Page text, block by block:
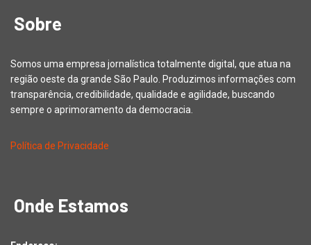
Sobre
Somos uma empresa jornalística totalmente digital, que atua na
região oeste da grande São Paulo. Produzimos informações com
transparência, credibilidade, qualidade e agilidade, buscando
sempre o aprimoramento da democracia.
Política de Privacidade
Onde Estamos